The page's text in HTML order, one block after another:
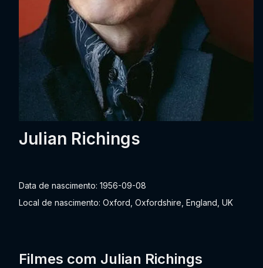
Julian Richings
Data de nascimento: 1956-09-08
Local de nascimento: Oxford, Oxfordshire, England, UK
Filmes com Julian Richings